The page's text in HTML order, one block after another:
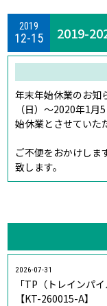
2019
12-15 2019-
年末年始休業のお知
（日）～2020年1
始休業とさせていた
ご不便をおかけしま
致します。
2026-07-31
「TP（トレインパ
【KT-260015-A】